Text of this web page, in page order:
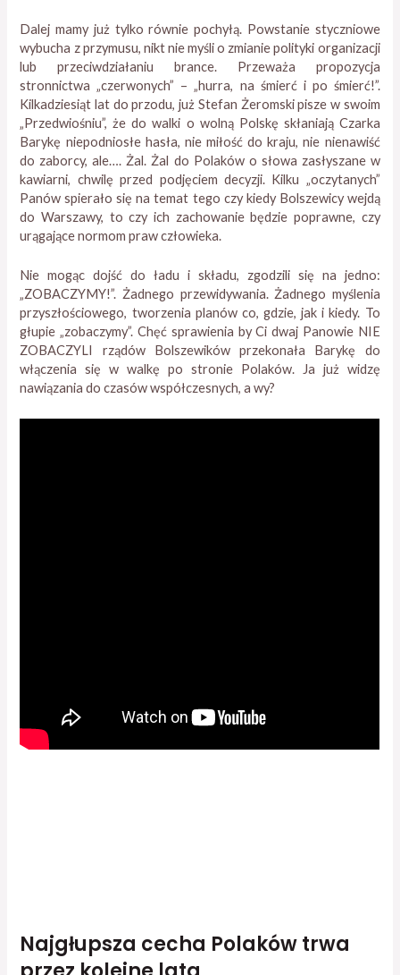
Dalej mamy już tylko równie pochyłą. Powstanie styczniowe
wybucha z przymusu, nikt nie myśli o zmianie polityki organizacji
lub przeciwdziałaniu brance. Przeważa propozycja
stronnictwa „czerwonych” – „hurra, na śmierć i po śmierć!”.
Kilkadziesiąt lat do przodu, już Stefan Żeromski pisze w swoim
„Przedwiośniu”, że do walki o wolną Polskę skłaniają Czarka
Barykę niepodniosłe hasła, nie miłość do kraju, nie nienawiść
do zaborcy, ale…. Żal. Żal do Polaków o słowa zasłyszane w
kawiarni, chwilę przed podjęciem decyzji. Kilku „oczytanych”
Panów spierało się na temat tego czy kiedy Bolszewicy wejdą
do Warszawy, to czy ich zachowanie będzie poprawne, czy
urągające normom praw człowieka.
Nie mogąc dojść do ładu i składu, zgodzili się na jedno:
„ZOBACZYMY!”. Żadnego przewidywania. Żadnego myślenia
przyszłościowego, tworzenia planów co, gdzie, jak i kiedy. To
głupie „zobaczymy”. Chęć sprawienia by Ci dwaj Panowie NIE
ZOBACZYLI rządów Bolszewików przekonała Barykę do
włączenia się w walkę po stronie Polaków. Ja już widzę
nawiązania do czasów współczesnych, a wy?
Najgłupsza cecha Polaków trwa